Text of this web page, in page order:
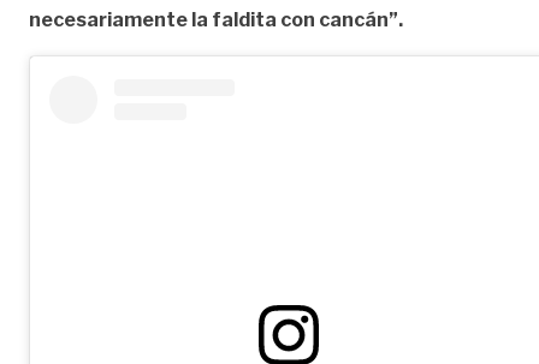
necesariamente la faldita con cancán”.